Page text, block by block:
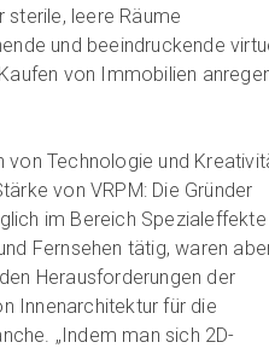
sterile, leere Räume
und beeindruckende
von Immobilien
von Technologie und
von VRPM: Die Gründer
im Bereich Spezialeffekte
Fernsehen tätig, waren
Herausforderungen der
Innenarchitektur für die
„Indem man sich 2D-